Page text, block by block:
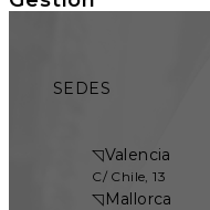
SEDES
◹Valencia
C/ Chile, 13
◹Mallorca